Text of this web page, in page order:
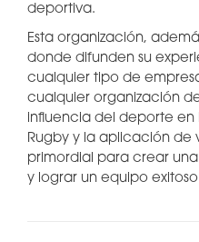
deportiva.
Esta organización,
donde difunden su
cualquier tipo de
cualquier organización
influencia del deporte en
Rugby y la aplicación de
primordial para crear
y lograr un equipo